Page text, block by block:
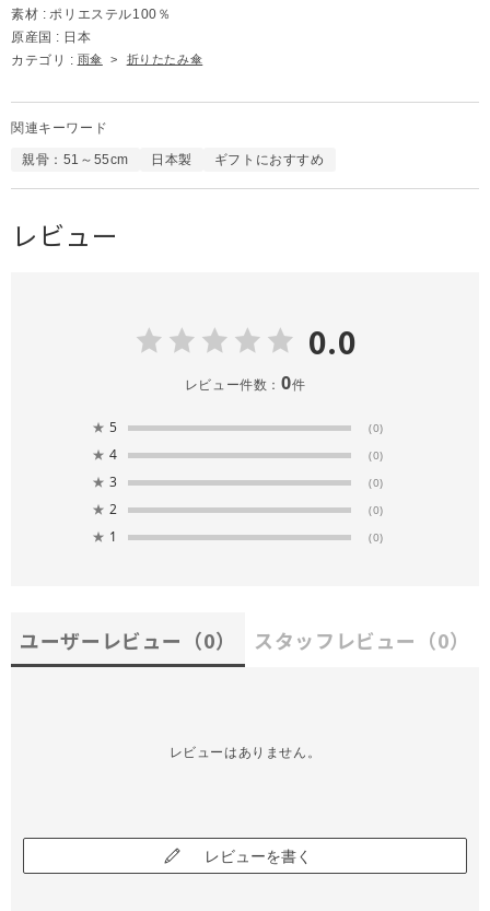
素材 : ポリエステル100％
原産国 : 日本
カテゴリ : 雨傘 > 折りたたみ傘
関連キーワード
親骨：51～55cm 日本製 ギフトにおすすめ
レビュー
0.0
レビュー件数： 0件
★ 5 (0)
★ 4 (0)
★ 3 (0)
★ 2 (0)
★ 1 (0)
ユーザーレビュー （0） スタッフレビュー （0）
レビューはありません。
レビューを書く